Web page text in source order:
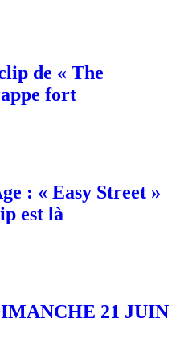
de « The
fort
: « Easy Street »
est là
21 JUIN